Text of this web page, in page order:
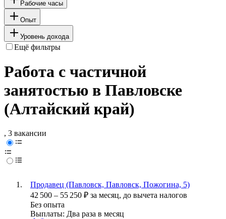
Рабочие часы
Опыт
Уровень дохода
Ещё фильтры
Работа с частичной
занятостью в Павловске
(Алтайский край)
, 3 вакансии
Продавец (Павловск, Павловск, Пожогина, 5)
42 500 – 55 250 ₽ за месяц, до вычета налогов
Без опыта
Выплаты: Два раза в месяц